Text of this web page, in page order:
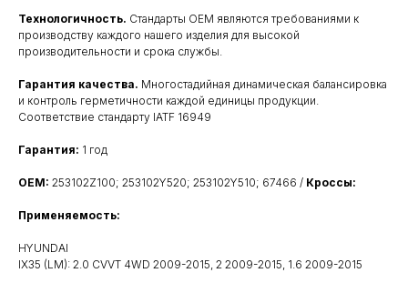
Технологичность. Стандарты OEM являются требованиями к
производству каждого нашего изделия для высокой
производительности и срока службы.
Гарантия качества. Многостадийная динамическая балансировка
и контроль герметичности каждой единицы продукции.
Соответствие стандарту IATF 16949
Гарантия: 1 год
OEM: 253102Z100; 253102Y520; 253102Y510; 67466 / Кроссы:
Применяемость:
HYUNDAI
IX35 (LM): 2.0 CVVT 4WD 2009-2015, 2 2009-2015, 1.6 2009-2015